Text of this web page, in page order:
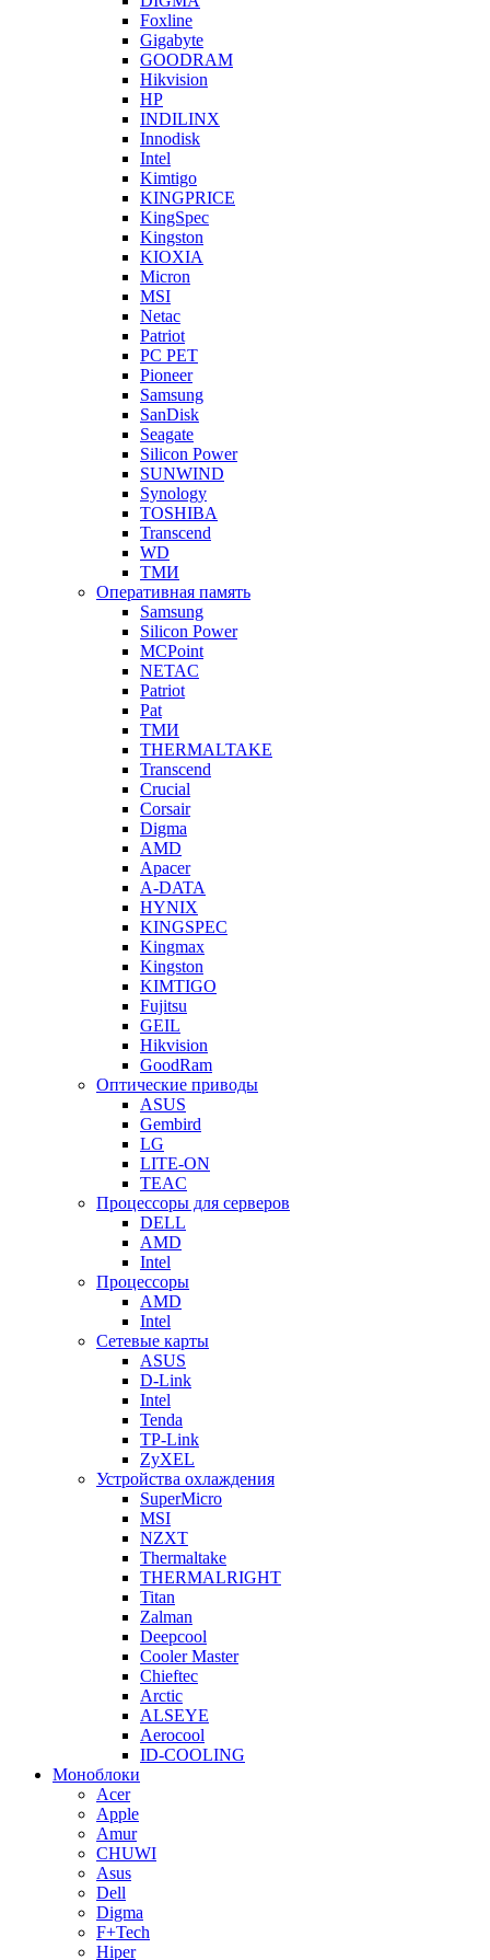
Foxline
Gigabyte
GOODRAM
Hikvision
HP
INDILINX
Innodisk
Intel
Kimtigo
KINGPRICE
KingSpec
Kingston
KIOXIA
Micron
MSI
Netac
Patriot
PC PET
Pioneer
Samsung
SanDisk
Seagate
Silicon Power
SUNWIND
Synology
TOSHIBA
Transcend
WD
ТМИ
Оперативная память
Samsung
Silicon Power
MCPoint
NETAC
Patriot
Pat
ТМИ
THERMALTAKE
Transcend
Crucial
Corsair
Digma
AMD
Apacer
A-DATA
HYNIX
KINGSPEC
Kingmax
Kingston
KIMTIGO
Fujitsu
GEIL
Hikvision
GoodRam
Оптические приводы
ASUS
Gembird
LG
LITE-ON
TEAC
Процессоры для серверов
DELL
AMD
Intel
Процессоры
AMD
Intel
Сетевые карты
ASUS
D-Link
Intel
Tenda
TP-Link
ZyXEL
Устройства охлаждения
SuperMicro
MSI
NZXT
Thermaltake
THERMALRIGHT
Titan
Zalman
Deepcool
Cooler Master
Chieftec
Arctic
ALSEYE
Aerocool
ID-COOLING
Моноблоки
Acer
Apple
Amur
CHUWI
Asus
Dell
Digma
F+Tech
Hiper